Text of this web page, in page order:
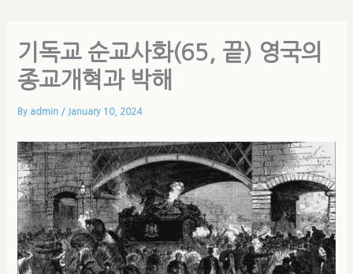
기독교 순교사화(65, 끝) 영국의
종교개혁과 박해
By admin / January 10, 2024